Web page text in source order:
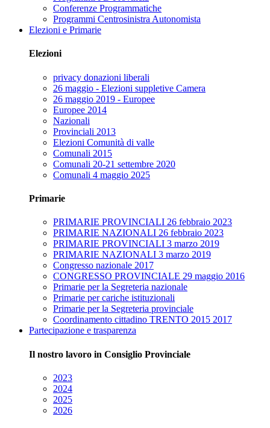
Conferenze Programmatiche
Programmi Centrosinistra Autonomista
Elezioni e Primarie
Elezioni
privacy donazioni liberali
26 maggio - Elezioni suppletive Camera
26 maggio 2019 - Europee
Europee 2014
Nazionali
Provinciali 2013
Elezioni Comunità di valle
Comunali 2015
Comunali 20-21 settembre 2020
Comunali 4 maggio 2025
Primarie
PRIMARIE PROVINCIALI 26 febbraio 2023
PRIMARIE NAZIONALI 26 febbraio 2023
PRIMARIE PROVINCIALI 3 marzo 2019
PRIMARIE NAZIONALI 3 marzo 2019
Congresso nazionale 2017
CONGRESSO PROVINCIALE 29 maggio 2016
Primarie per la Segreteria nazionale
Primarie per cariche istituzionali
Primarie per la Segreteria provinciale
Coordinamento cittadino TRENTO 2015 2017
Partecipazione e trasparenza
Il nostro lavoro in Consiglio Provinciale
2023
2024
2025
2026